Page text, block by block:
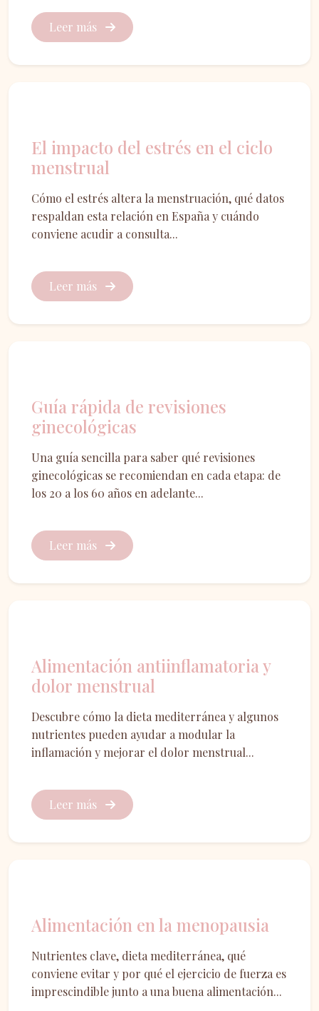
Leer más
El impacto del estrés en el ciclo
menstrual
Cómo el estrés altera la menstruación, qué datos
respaldan esta relación en España y cuándo
conviene acudir a consulta...
Leer más
Guía rápida de revisiones
ginecológicas
Una guía sencilla para saber qué revisiones
ginecológicas se recomiendan en cada etapa: de
los 20 a los 60 años en adelante...
Leer más
Alimentación antiinflamatoria y
dolor menstrual
Descubre cómo la dieta mediterránea y algunos
nutrientes pueden ayudar a modular la
inflamación y mejorar el dolor menstrual...
Leer más
Alimentación en la menopausia
Nutrientes clave, dieta mediterránea, qué
conviene evitar y por qué el ejercicio de fuerza es
imprescindible junto a una buena alimentación...